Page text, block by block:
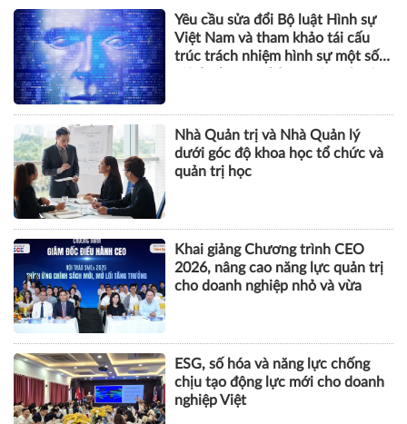
Yêu cầu sửa đổi Bộ luật Hình sự
Việt Nam và tham khảo tái cấu
trúc trách nhiệm hình sự một số
Nhà Quản trị và Nhà Quản lý
dưới góc độ khoa học tổ chức và
quản trị học
Khai giảng Chương trình CEO
2026, nâng cao năng lực quản trị
cho doanh nghiệp nhỏ và vừa
ESG, số hóa và năng lực chống
chịu tạo động lực mới cho doanh
nghiệp Việt